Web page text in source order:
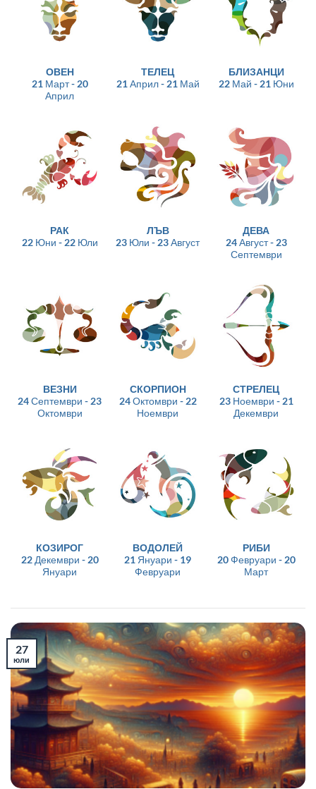
ОВЕН
21 Март - 20
Април
ТЕЛЕЦ
21 Април - 21 Май
БЛИЗАНЦИ
22 Май - 21 Юни
РАК
22 Юни - 22 Юли
ЛЪВ
23 Юли - 23 Август
ДЕВА
24 Август - 23
Септември
ВЕЗНИ
24 Септември - 23
Октомври
СКОРПИОН
24 Октомври - 22
Ноември
СТРЕЛЕЦ
23 Ноември - 21
Декември
КОЗИРОГ
22 Декември - 20
Януари
ВОДОЛЕЙ
21 Януари - 19
Февруари
РИБИ
20 Февруари - 20
Март
27
юли